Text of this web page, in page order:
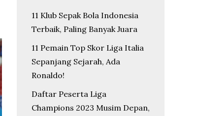
11 Klub Sepak Bola Indonesia
Terbaik, Paling Banyak Juara
11 Pemain Top Skor Liga Italia
Sepanjang Sejarah, Ada
Ronaldo!
Daftar Peserta Liga
Champions 2023 Musim Depan,